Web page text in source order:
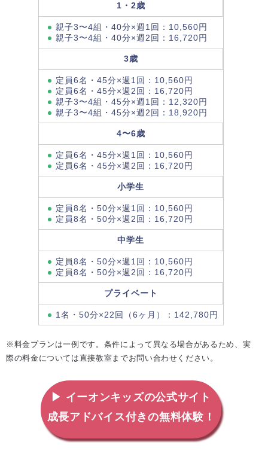
1・2歳
親子3〜4組・40分×週1回：10,560円
親子3〜4組・40分×週2回：16,720円
3歳
定員6名・45分×週1回：10,560円
定員6名・45分×週2回：16,720円
親子3〜4組・45分×週1回：12,320円
親子3〜4組・45分×週2回：18,920円
4〜6歳
定員6名・45分×週1回：10,560円
定員6名・45分×週2回：16,720円
小学生
定員8名・50分×週1回：10,560円
定員8名・50分×週2回：16,720円
中学生
定員8名・50分×週1回：10,560円
定員8名・50分×週2回：16,720円
プライベート
1名・50分×22回（6ヶ月）：142,780円
※料金プランは一例です。条件によって異なる場合があるため、実
際の料金については直接教室までお問い合わせください。
▶ イーオンキッズの公式サイト
成長アドバイス付きの無料体験！